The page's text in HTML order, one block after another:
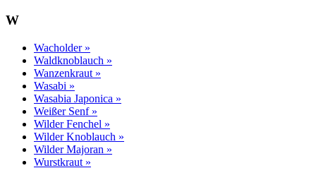
W
Wacholder »
Waldknoblauch »
Wanzenkraut »
Wasabi »
Wasabia Japonica »
Weißer Senf »
Wilder Fenchel »
Wilder Knoblauch »
Wilder Majoran »
Wurstkraut »